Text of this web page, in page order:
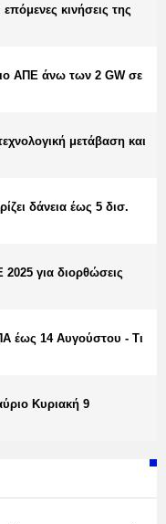
κινήσεις της
ΑΠΕ άνω των 2 GW σε
μετάβαση και
δάνεια έως 5 δισ.
για διορθώσεις
έως 14 Αυγούστου - Τι
Κυριακή 9